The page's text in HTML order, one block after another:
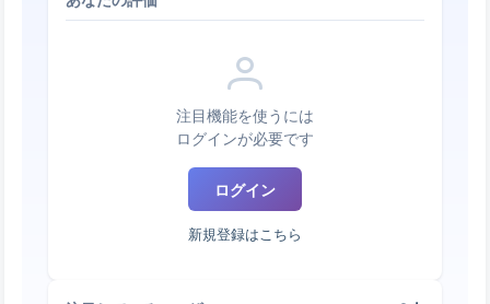
注目機能を使うには
ログインが必要です
ログイン
新規登録はこちら